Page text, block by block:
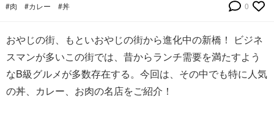
#肉 #カレー #丼 0
おやじの街、もといおやじの街から進化中の新橋！ ビジネ
スマンが多いこの街では、昔からランチ需要を満たすよう
なB級グルメが多数存在する。今回は、その中でも特に人気
の丼、カレー、お肉の名店をご紹介！